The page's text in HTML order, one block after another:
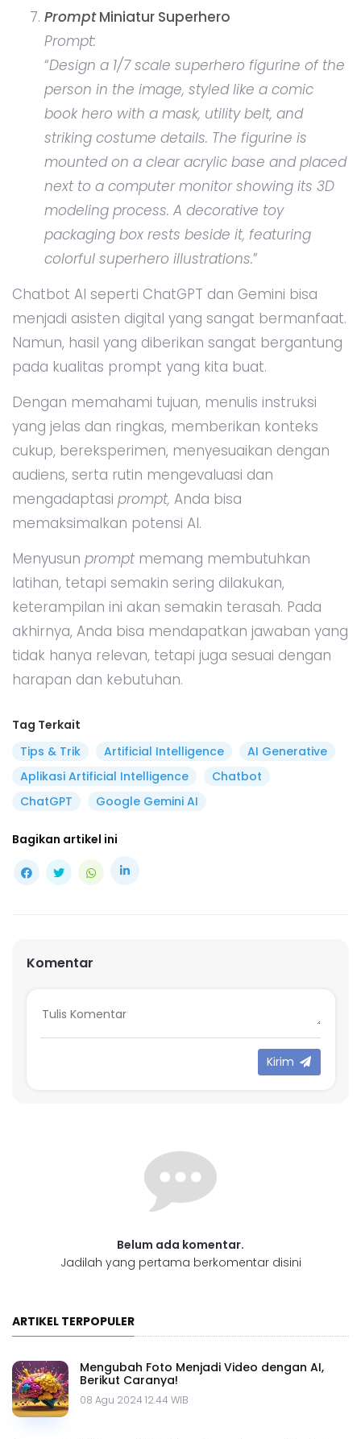
PromptMiniatur Superhero
Prompt:
“Design a 1/7 scale superhero figurine of the
person in the image, styled like a comic
book hero with a mask, utility belt, and
striking costume details. The figurine is
mounted on a clear acrylic base and placed
next to a computer monitor showing its 3D
modeling process. A decorative toy
packaging box rests beside it, featuring
colorful superhero illustrations.”
Chatbot AI seperti ChatGPT dan Gemini bisa
menjadi asisten digital yang sangat bermanfaat.
Namun, hasil yang diberikan sangat bergantung
pada kualitas prompt yang kita buat.
Dengan memahami tujuan, menulis instruksi
yang jelas dan ringkas, memberikan konteks
cukup, bereksperimen, menyesuaikan dengan
audiens, serta rutin mengevaluasi dan
mengadaptasi prompt, Anda bisa
memaksimalkan potensi AI.
Menyusun prompt memang membutuhkan
latihan, tetapi semakin sering dilakukan,
keterampilan ini akan semakin terasah. Pada
akhirnya, Anda bisa mendapatkan jawaban yang
tidak hanya relevan, tetapi juga sesuai dengan
harapan dan kebutuhan.
Tag Terkait
Tips & Trik
Artificial Intelligence
AI Generative
Aplikasi Artificial Intelligence
Chatbot
ChatGPT
Google Gemini AI
Bagikan artikel ini
Komentar
Kirim
Belum ada komentar.
Jadilah yang pertama berkomentar disini
ARTIKEL TERPOPULER
Mengubah Foto Menjadi Video dengan AI,
Berikut Caranya!
08 Agu 2024 12.44 WIB